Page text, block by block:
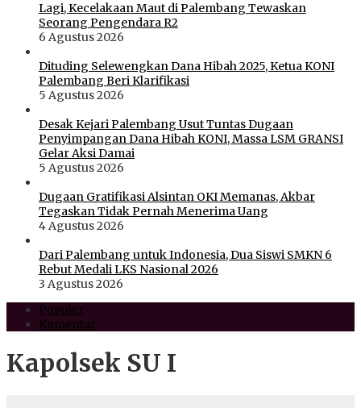
Lagi, Kecelakaan Maut di Palembang Tewaskan
Seorang Pengendara R2
6 Agustus 2026
Dituding Selewengkan Dana Hibah 2025, Ketua KONI
Palembang Beri Klarifikasi
5 Agustus 2026
Desak Kejari Palembang Usut Tuntas Dugaan
Penyimpangan Dana Hibah KONI, Massa LSM GRANSI
Gelar Aksi Damai
5 Agustus 2026
Dugaan Gratifikasi Alsintan OKI Memanas, Akbar
Tegaskan Tidak Pernah Menerima Uang
4 Agustus 2026
Dari Palembang untuk Indonesia, Dua Siswi SMKN 6
Rebut Medali LKS Nasional 2026
3 Agustus 2026
Populer
Komentar
Kapolsek SU I